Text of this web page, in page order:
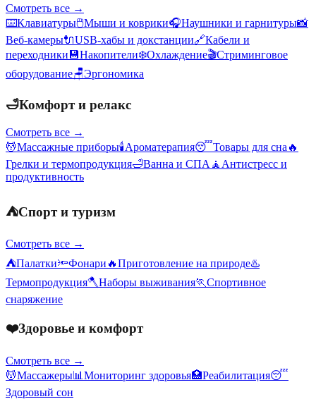
Смотреть все →
⌨️Клавиатуры🖱️Мыши и коврики🎧Наушники и гарнитуры📸
Веб-камеры🔌USB-хабы и докстанции🔗Кабели и
переходники 💾Накопители❄️Охлаждение🎬Стриминговое
оборудование🪑Эргономика
🛁Комфорт и релакс
Смотреть все →
💆Массажные приборы🕯️Ароматерапия😴Товары для сна 🔥
Грелки и термопродукция🛁Ванна и СПА 🧘 Антистресс и
продуктивность
⛺Спорт и туризм
Смотреть все →
⛺Палатки🔦Фонари 🔥Приготовление на природе♨️
Термопродукция🪓Наборы выживания🏃Спортивное
снаряжение
❤️Здоровье и комфорт
Смотреть все →
💆Массажеры📊 Мониторинг здоровья🏥Реабилитация😴
Здоровый сон